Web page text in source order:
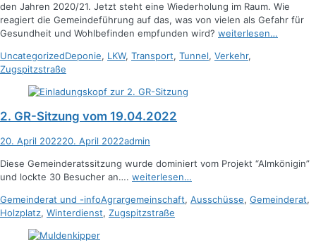
den Jahren 2020/21. Jetzt steht eine Wiederholung im Raum. Wie
reagiert die Gemeindeführung auf das, was von vielen als Gefahr für
Gesundheit und Wohlbefinden empfunden wird? weiterlesen…
Kategorien
UncategorizedSchlagworte
Deponie, LKW, Transport, Tunnel, Verkehr,
Zugspitzstraße
2. GR-Sitzung vom 19.04.2022
Posted
20. April 202220. April 2022Autor
admin
Diese Gemeinderatssitzung wurde dominiert vom Projekt “Almkönigin”
und lockte 30 Besucher an…. weiterlesen…
Kategorien
Gemeinderat und -infoSchlagworte
Agrargemeinschaft, Ausschüsse, Gemeinderat,
Holzplatz, Winterdienst, Zugspitzstraße